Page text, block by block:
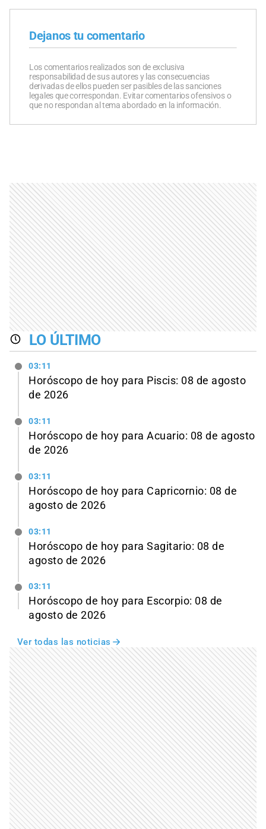
Dejanos tu comentario
Los comentarios realizados son de exclusiva
responsabilidad de sus autores y las consecuencias
derivadas de ellos pueden ser pasibles de las sanciones
legales que correspondan. Evitar comentarios ofensivos o
que no respondan al tema abordado en la información.
LO ÚLTIMO
03:11
Horóscopo de hoy para Piscis: 08 de agosto
de 2026
03:11
Horóscopo de hoy para Acuario: 08 de agosto
de 2026
03:11
Horóscopo de hoy para Capricornio: 08 de
agosto de 2026
03:11
Horóscopo de hoy para Sagitario: 08 de
agosto de 2026
03:11
Horóscopo de hoy para Escorpio: 08 de
agosto de 2026
Ver todas las noticias